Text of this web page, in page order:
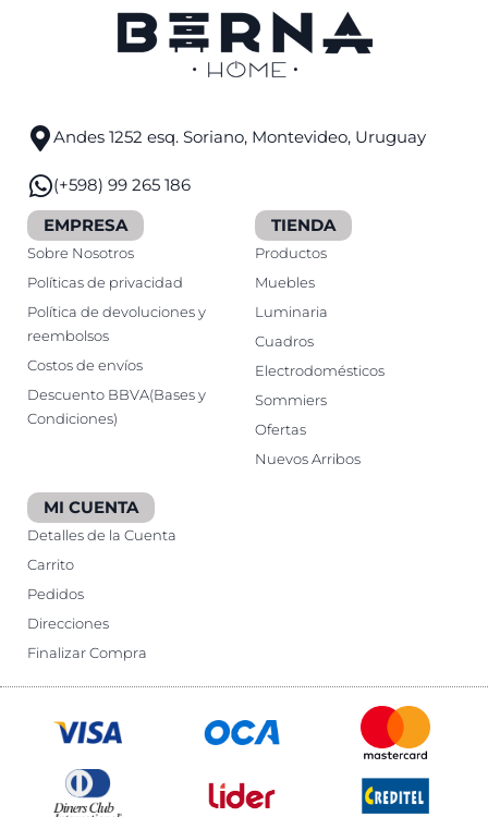
Andes 1252 esq. Soriano, Montevideo, Uruguay
(+598) 99 265 186
EMPRESA
Sobre Nosotros
Políticas de privacidad
Política de devoluciones y
reembolsos
Costos de envíos
Descuento BBVA(Bases y
Condiciones)
TIENDA
Productos
Muebles
Luminaria
Cuadros
Electrodomésticos
Sommiers
Ofertas
Nuevos Arribos
MI CUENTA
Detalles de la Cuenta
Carrito
Pedidos
Direcciones
Finalizar Compra